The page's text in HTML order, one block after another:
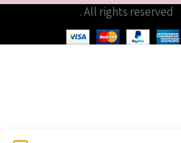
. All rights reserved